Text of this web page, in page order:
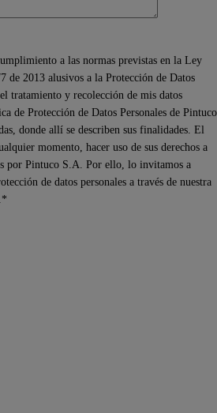
a las normas previstas en la Ley
de 2013 alusivos a la Protección de Datos
tratamiento y recolección de mis datos
de Protección de Datos Personales de Pintuco
donde allí se describen sus finalidades. El
momento, hacer uso de sus derechos a
por Pintuco S.A. Por ello, lo invitamos a
de datos personales a través de nuestra